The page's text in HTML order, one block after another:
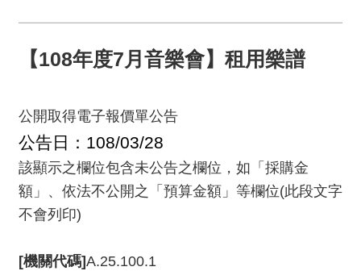
N
最
新
消
息
音
會
【108年度7月音樂會】租用樂譜
公開取得電子報價單公告
公告日：108/03/28
該顯示之欄位包含未公告之欄位，如「採購金
額」、依法不公開之「預算金額」等欄位(此段文字
不會列印)
[機關代碼]A.25.100.1